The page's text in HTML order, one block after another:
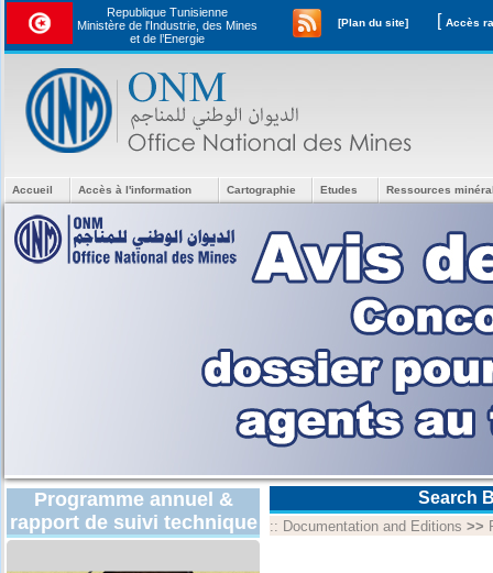
Republique Tunisienne
Ministère de l'Industrie, des Mines
et de l’Energie
[Plan du site] [
Accueil Accès à l'information Cartographie Etudes Ressources
Programme annuel &
rapport de suivi technique
Search
:: Documentation and Editions >>